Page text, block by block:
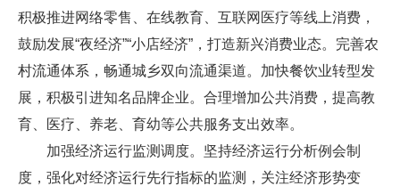
积极推进网络零售、在线教育、互联网医疗等线上消费，
鼓励发展“夜经济”“小店经济”，打造新兴消费业态。完善农
村流通体系，畅通城乡双向流通渠道。加快餐饮业转型发
展，积极引进知名品牌企业。合理增加公共消费，提高教
育、医疗、养老、育幼等公共服务支出效率。
加强经济运行监测调度。坚持经济运行分析例会制
度，强化对经济运行先行指标的监测，关注经济形势变